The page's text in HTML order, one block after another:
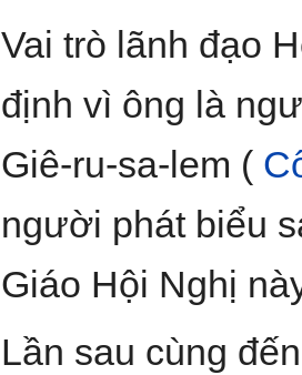
Vai trò lãnh đạo
định vì ông là
Giê-ru-sa-lem (
người phát biểu
Giáo Hội Nghị
Lần sau cùng